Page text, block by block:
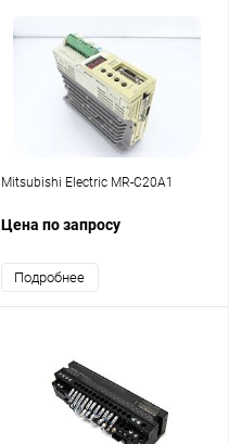
Mitsubishi Electric MR-C20A1
Цена по запросу
Подробнее